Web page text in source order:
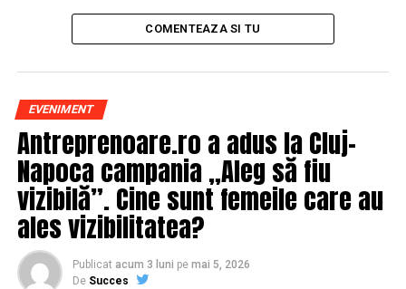
COMENTEAZA SI TU
EVENIMENT
Antreprenoare.ro a adus la Cluj-
Napoca campania „Aleg să fiu
vizibilă”. Cine sunt femeile care au
ales vizibilitatea?
Publicat acum 3 luni pe mai 5, 2026
De Succes